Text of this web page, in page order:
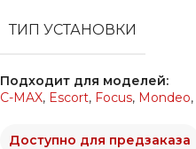
ТИП УСТАНОВКИ
Подходит для моделей:
C-MAX, Escort, Focus, Mondeo,
Доступно для предзаказа